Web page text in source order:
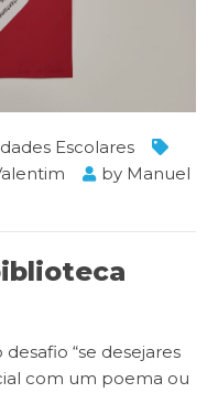
Escolares
by Manuel
“se desejares
com um poema ou